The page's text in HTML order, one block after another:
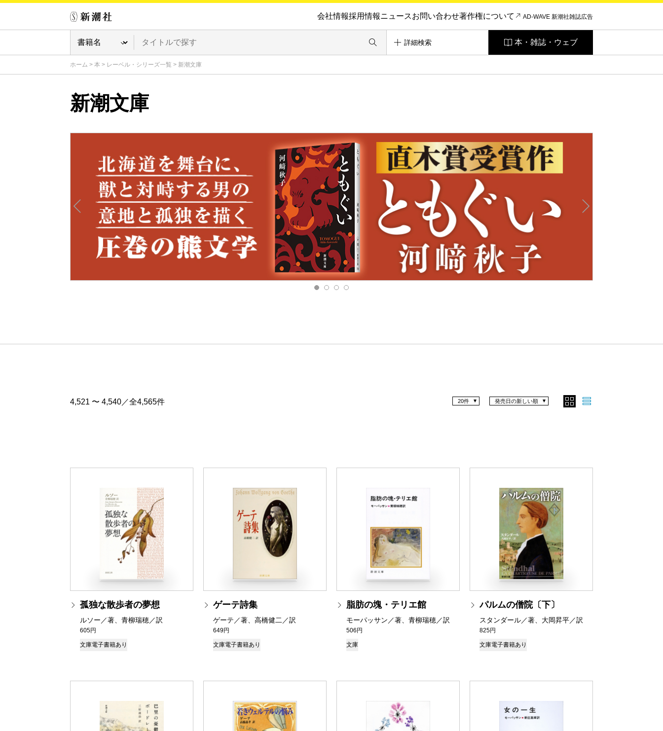
会社情報採用情報ニュースお問い合わせ著作権について AD-WAVE 新潮社雑誌広告
詳細検索 本・雑誌・ウェブ
ホーム > 本 > レーベル・シリーズ一覧 > 新潮文庫
新潮文庫
4,521 〜 4,540／全4,565件 発売日の新しい順
20件
孤独な散歩者の夢想
ルソー／著、青柳瑞穂／訳
605円
文庫電子書籍あり
ゲーテ詩集
ゲーテ／著、高橋健二／訳
649円
文庫電子書籍あり
脂肪の塊・テリエ館
モーパッサン／著、青柳瑞穂／訳
506円
文庫
パルムの僧院〔下〕
スタンダール／著、大岡昇平／訳
825円
文庫電子書籍あり